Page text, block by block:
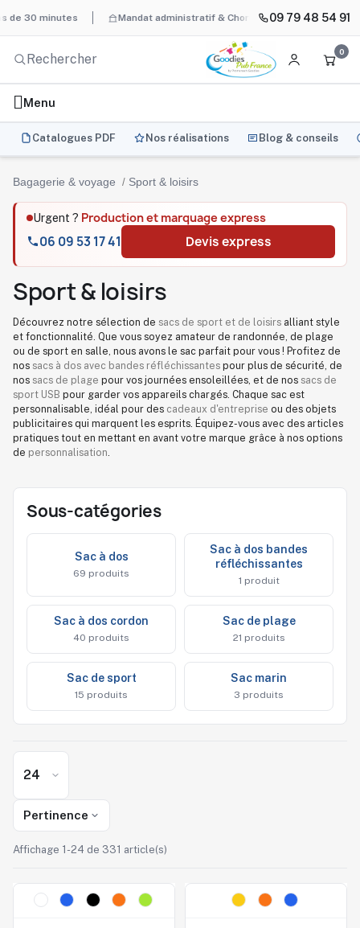
Mandat administratif & Chorus Pro BAT
09 79 48 54 91
0
Menu
Catalogues PDF Nos réalisations Blog & conseils
Bagagerie & voyage Sport & loisirs
Urgent ? Production et marquage express
06 09 53 17 41 Devis express
Sport & loisirs
Découvrez notre sélection de sacs de sport et de loisirs alliant style
et fonctionnalité. Que vous soyez amateur de randonnée, de plage
ou de sport en salle, nous avons le sac parfait pour vous ! Profitez de
nos sacs à dos avec bandes réfléchissantes pour plus de sécurité, de
nos sacs de plage pour vos journées ensoleillées, et de nos sacs de
sport USB pour garder vos appareils chargés. Chaque sac est
personnalisable, idéal pour des cadeaux d'entreprise ou des objets
publicitaires qui marquent les esprits. Équipez-vous avec des articles
pratiques tout en mettant en avant votre marque grâce à nos options
de personnalisation
Sous-catégories
sac à dos
69 produits
sac à dos bandes
réfléchissantes
1 produit
sac à dos cordon
40 produits
sac de plage
21 produits
sac de sport
15 produits
sac marin
3 produits
Pertinence
Affichage 1-24 de 331 article(s)
Nouveau
Nouveau